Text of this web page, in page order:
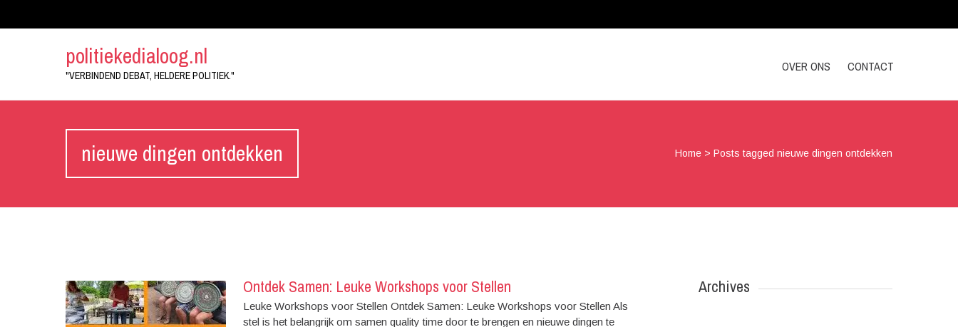
politiekedialoog.nl
"VERBINDEND DEBAT, HELDERE POLITIEK."
OVER ONS CONTACT
nieuwe dingen ontdekken Home >Posts tagged nieuwe dingen ontdekken
Ontdek Samen: Leuke Workshops voor Stellen
Leuke Workshops voor Stellen Ontdek Samen: Leuke Workshops voor Stellen Als
stel is het belangrijk om samen quality time door te brengen en nieuwe dingen te
Archives